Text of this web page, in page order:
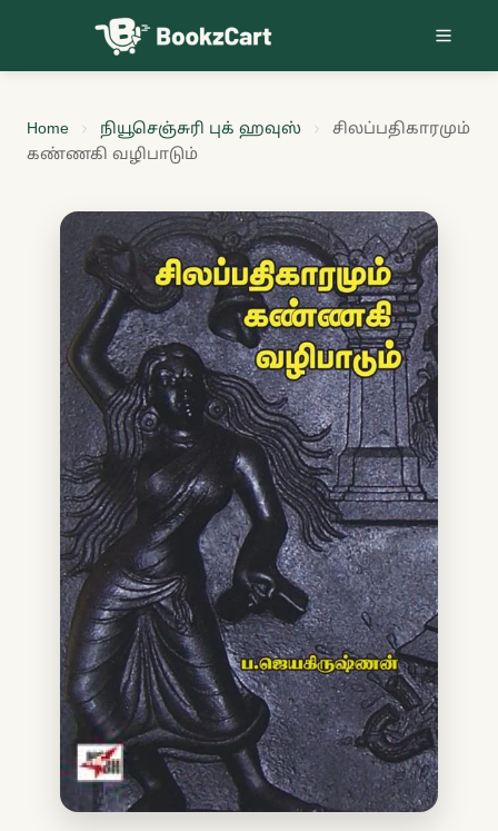
Skip to content
Home நியூசெஞ்சுரி புக் ஹவுஸ்
சிலப்பதிகாரமும்
கண்ணகி வழிபாடும்